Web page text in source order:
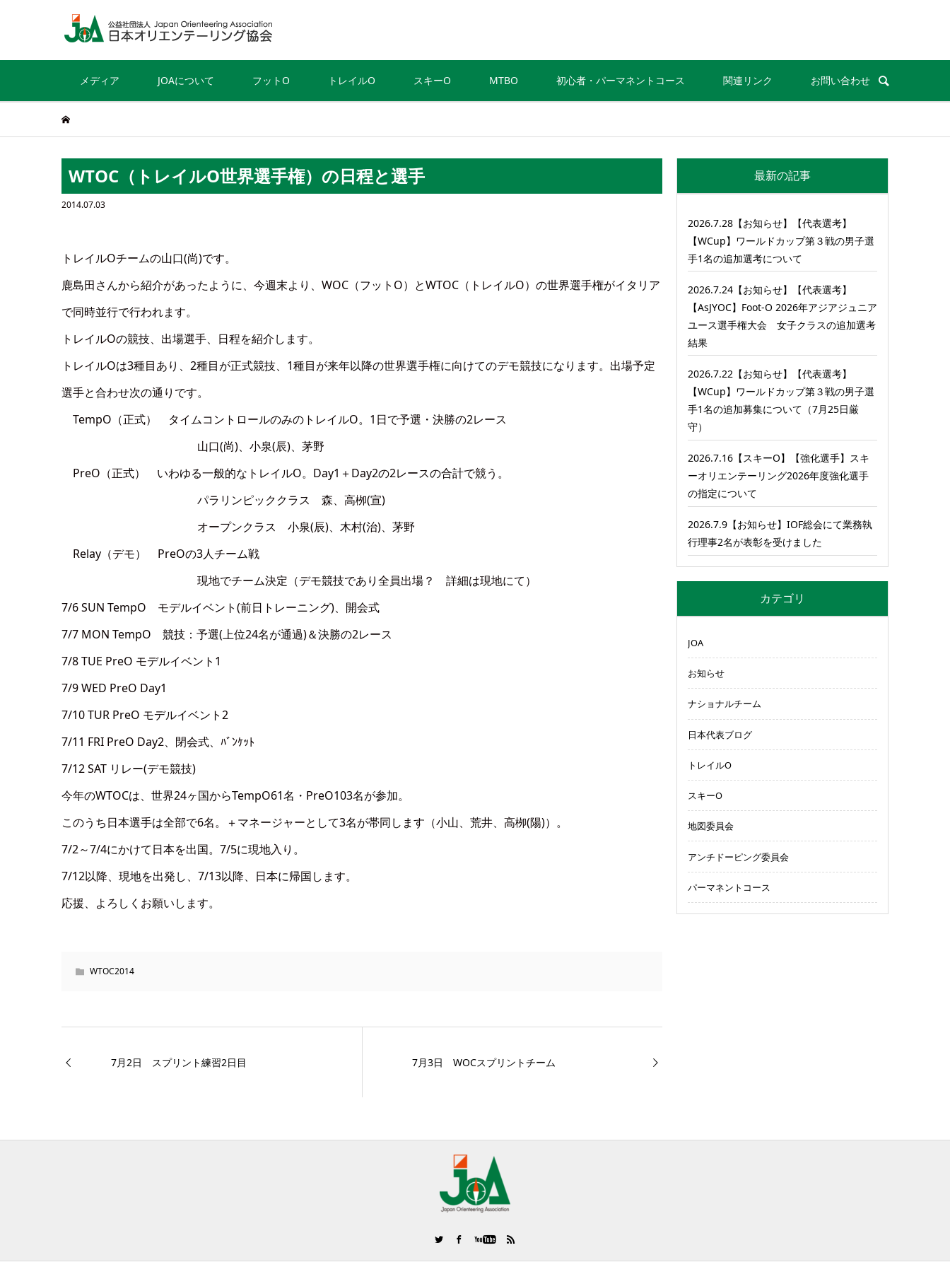
メディア JOAについて フットO トレイルO スキーO MTBO 初心者・パーマネントコース 関連リンク お問い合わせ
WTOC（トレイルO世界選手権）の日程と選手
2014.07.03
トレイルOチームの山口(尚)です。
鹿島田さんから紹介があったように、今週末より、WOC（フットO）とWTOC（トレイルO）の世界選手権がイタリア
で同時並行で行われます。
トレイルOの競技、出場選手、日程を紹介します。
トレイルOは3種目あり、2種目が正式競技、1種目が来年以降の世界選手権に向けてのデモ競技になります。出場予定
選手と合わせ次の通りです。
TempO（正式） タイムコントロールのみのトレイルO。1日で予選・決勝の2レース
山口(尚)、小泉(辰)、茅野
PreO（正式） いわゆる一般的なトレイルO。Day1＋Day2の2レースの合計で競う。
パラリンピッククラス 森、高栁(宣)
オープンクラス 小泉(辰)、木村(治)、茅野
Relay（デモ） PreOの3人チーム戦
現地でチーム決定（デモ競技であり全員出場？ 詳細は現地にて）
7/6 SUN TempO モデルイベント(前日トレーニング)、開会式
7/7 MON TempO 競技：予選(上位24名が通過)＆決勝の2レース
7/8 TUE PreO モデルイベント1
7/9 WED PreO Day1
7/10 TUR PreO モデルイベント2
7/11 FRI PreO Day2、閉会式、ﾊﾞﾝｹｯﾄ
7/12 SAT リレー(デモ競技)
今年のWTOCは、世界24ヶ国からTempO61名・PreO103名が参加。
このうち日本選手は全部で6名。＋マネージャーとして3名が帯同します（小山、荒井、高栁(陽)）。
7/2～7/4にかけて日本を出国。7/5に現地入り。
7/12以降、現地を出発し、7/13以降、日本に帰国します。
応援、よろしくお願いします。
WTOC2014
7月2日 スプリント練習2日目 7月3日 WOCスプリントチーム
最新の記事
2026.7.28【お知らせ】【代表選考】
【WCup】ワールドカップ第３戦の男子選
手1名の追加選考について
2026.7.24【お知らせ】【代表選考】
【AsJYOC】Foot-O 2026年アジアジュニア
ユース選手権大会 女子クラスの追加選考
結果
2026.7.22【お知らせ】【代表選考】
【WCup】ワールドカップ第３戦の男子選
手1名の追加募集について（7月25日厳
守）
2026.7.16【スキーO】【強化選手】スキ
ーオリエンテーリング2026年度強化選手
の指定について
2026.7.9【お知らせ】IOF総会にて業務執
行理事2名が表彰を受けました
カテゴリ
JOA
お知らせ
ナショナルチーム
日本代表ブログ
トレイルO
スキーO
地図委員会
アンチドーピング委員会
パーマネントコース